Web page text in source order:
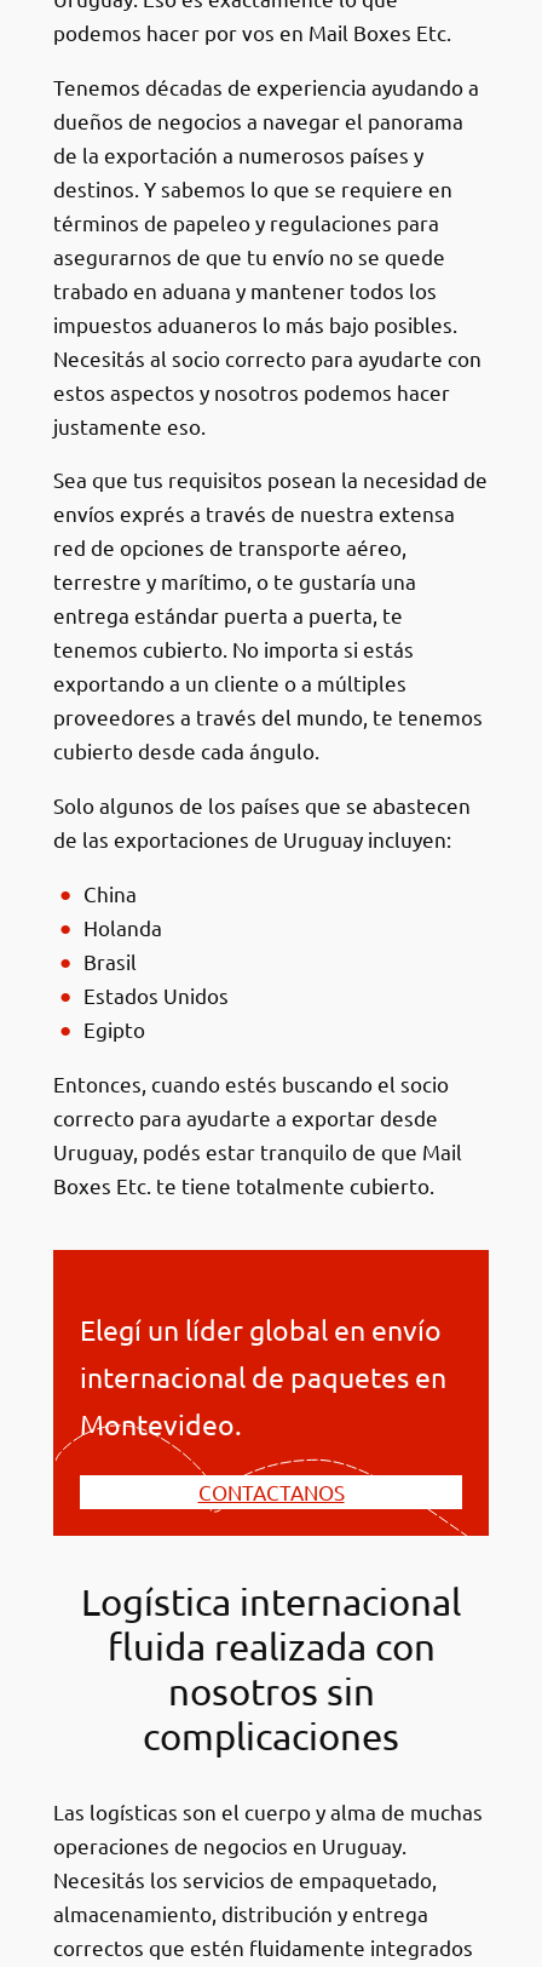
podemos hacer por vos en Mail Boxes Etc.
Tenemos décadas de experiencia ayudando a
dueños de negocios a navegar el panorama
de la exportación a numerosos países y
destinos. Y sabemos lo que se requiere en
términos de papeleo y regulaciones para
asegurarnos de que tu envío no se quede
trabado en aduana y mantener todos los
impuestos aduaneros lo más bajo posibles.
Necesitás al socio correcto para ayudarte con
estos aspectos y nosotros podemos hacer
justamente eso.
Sea que tus requisitos posean la necesidad de
envíos exprés a través de nuestra extensa
red de opciones de transporte aéreo,
terrestre y marítimo, o te gustaría una
entrega estándar puerta a puerta, te
tenemos cubierto. No importa si estás
exportando a un cliente o a múltiples
proveedores a través del mundo, te tenemos
cubierto desde cada ángulo.
Solo algunos de los países que se abastecen
de las exportaciones de Uruguay incluyen:
China
Holanda
Brasil
Estados Unidos
Egipto
Entonces, cuando estés buscando el socio
correcto para ayudarte a exportar desde
Uruguay, podés estar tranquilo de que Mail
Boxes Etc. te tiene totalmente cubierto.
Elegí un líder global en envío
internacional de paquetes en
Montevideo.
CONTACTANOS
Logística internacional
fluida realizada con
nosotros sin
complicaciones
Las logísticas son el cuerpo y alma de muchas
operaciones de negocios en Uruguay.
Necesitás los servicios de empaquetado,
almacenamiento, distribución y entrega
correctos que estén fluidamente integrados